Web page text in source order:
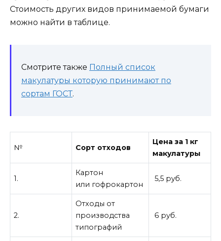
Стоимость других видов принимаемой бумаги
можно найти в таблице.
Смотрите также Полный список
макулатуры которую принимают по
сортам ГОСТ.
№ Сорт отходов
Цена за 1 кг
макулатуры
1.
Картон
или гофрокартон
5,5 руб.
2.
Отходы от
производства
типографий
6 руб.